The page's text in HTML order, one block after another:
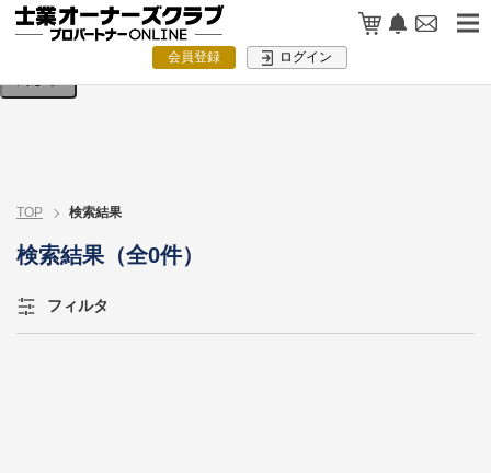
会員登録 ログイン
検索条件を入力してください。
TOP 検索結果
検索結果（全0件）
フィルタ